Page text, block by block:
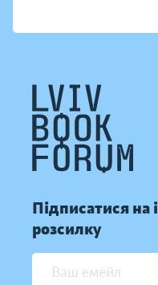
Підписатися на
розсилку